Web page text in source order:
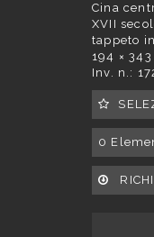
Cina
XVII
tappeto
194 ×
Inv. n.:
0